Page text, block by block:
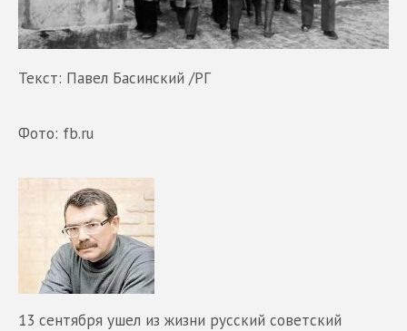
Текст: Павел Басинский /РГ
Фото: fb.ru
13 сентября ушел из жизни русский советский